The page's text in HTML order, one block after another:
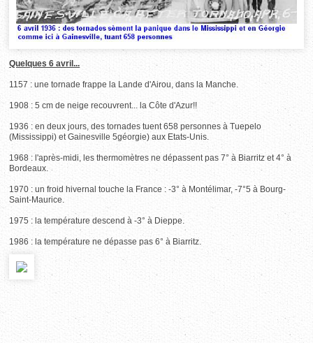
Quelques 6 avril...
1157 : une tornade frappe la Lande d'Airou, dans la Manche.
1908 : 5 cm de neige recouvrent... la Côte d'Azur!!
1936 : en deux jours, des tornades tuent 658 personnes à Tuepelo
(Mississippi) et Gainesville 5géorgie) aux Etats-Unis.
1968 : l'après-midi, les thermomètres ne dépassent pas 7° à Biarritz et 4° à
Bordeaux.
1970 : un froid hivernal touche la France : -3° à Montélimar, -7°5 à Bourg-
Saint-Maurice.
1975 : la température descend à -3° à Dieppe.
1986 : la température ne dépasse pas 6° à Biarritz.